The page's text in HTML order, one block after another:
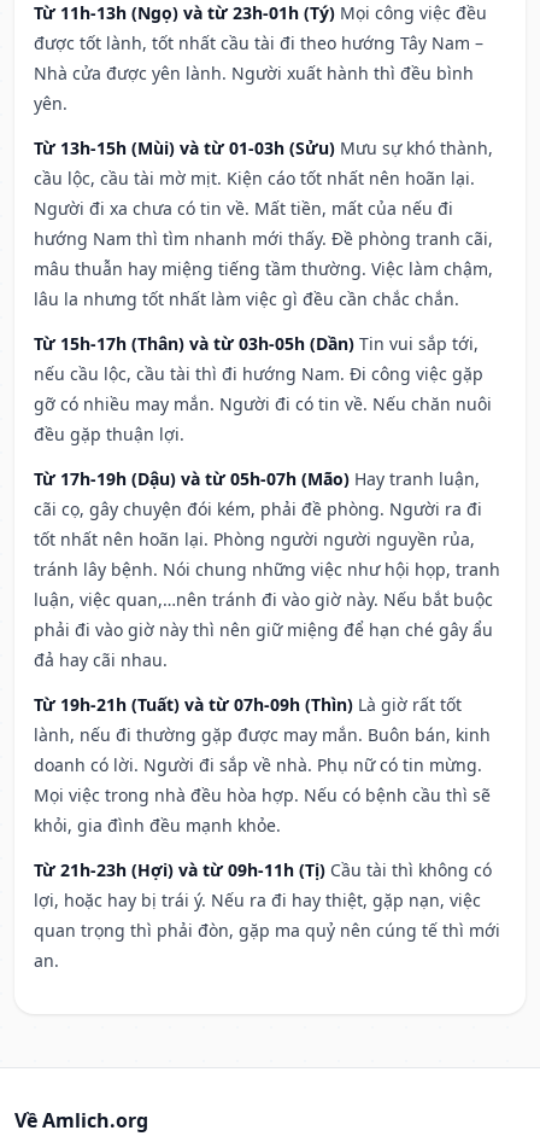
Từ 11h-13h (Ngọ) và từ 23h-01h (Tý) Mọi công việc đều
được tốt lành, tốt nhất cầu tài đi theo hướng Tây Nam –
Nhà cửa được yên lành. Người xuất hành thì đều bình
yên.
Từ 13h-15h (Mùi) và từ 01-03h (Sửu) Mưu sự khó thành,
cầu lộc, cầu tài mờ mịt. Kiện cáo tốt nhất nên hoãn lại.
Người đi xa chưa có tin về. Mất tiền, mất của nếu đi
hướng Nam thì tìm nhanh mới thấy. Đề phòng tranh cãi,
mâu thuẫn hay miệng tiếng tầm thường. Việc làm chậm,
lâu la nhưng tốt nhất làm việc gì đều cần chắc chắn.
Từ 15h-17h (Thân) và từ 03h-05h (Dần) Tin vui sắp tới,
nếu cầu lộc, cầu tài thì đi hướng Nam. Đi công việc gặp
gỡ có nhiều may mắn. Người đi có tin về. Nếu chăn nuôi
đều gặp thuận lợi.
Từ 17h-19h (Dậu) và từ 05h-07h (Mão) Hay tranh luận,
cãi cọ, gây chuyện đói kém, phải đề phòng. Người ra đi
tốt nhất nên hoãn lại. Phòng người người nguyền rủa,
tránh lây bệnh. Nói chung những việc như hội họp, tranh
luận, việc quan,…nên tránh đi vào giờ này. Nếu bắt buộc
phải đi vào giờ này thì nên giữ miệng để hạn ché gây ẩu
đả hay cãi nhau.
Từ 19h-21h (Tuất) và từ 07h-09h (Thìn) Là giờ rất tốt
lành, nếu đi thường gặp được may mắn. Buôn bán, kinh
doanh có lời. Người đi sắp về nhà. Phụ nữ có tin mừng.
Mọi việc trong nhà đều hòa hợp. Nếu có bệnh cầu thì sẽ
khỏi, gia đình đều mạnh khỏe.
Từ 21h-23h (Hợi) và từ 09h-11h (Tị) Cầu tài thì không có
lợi, hoặc hay bị trái ý. Nếu ra đi hay thiệt, gặp nạn, việc
quan trọng thì phải đòn, gặp ma quỷ nên cúng tế thì mới
an.
Về Amlich.org